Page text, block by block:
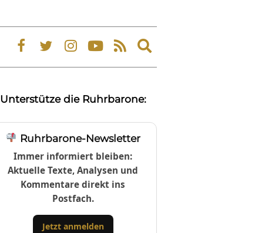
Expand
search
Unterstütze die Ruhrbarone:
Ruhrbarone-Newsletter
Immer informiert bleiben:
Aktuelle Texte, Analysen und
Kommentare direkt ins
Postfach.
Jetzt anmelden